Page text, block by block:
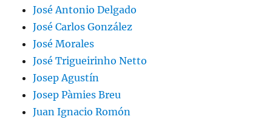
José Antonio Delgado
José Carlos González
José Morales
José Trigueirinho Netto
Josep Agustín
Josep Pàmies Breu
Juan Ignacio Romón